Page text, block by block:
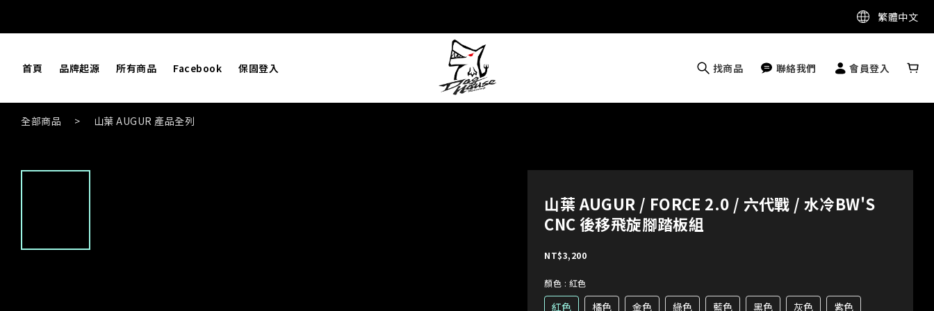
繁體中文
首頁 品牌起源 所有商品 Facebook 保固登入 找商品 聯絡我們 會員登入
全部商品 > 山葉 AUGUR 產品全列
山葉 AUGUR / FORCE 2.0 / 六代戰 / 水冷BW'S
CNC 後移飛旋腳踏板組
NT$3,200
顏色 : 紅色
紅色 橘色 金色 綠色 藍色 黑色 灰色 紫色